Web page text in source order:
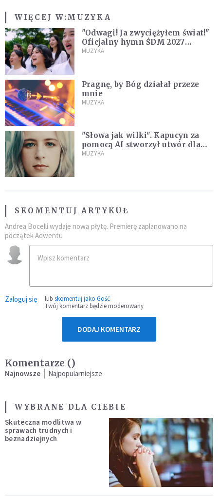
WIĘCEJ W:MUZYKA
"Odwagi! Ja zwyciężyłem świat!"
Oficjalny hymn ŚDM 2027
zaprezentowany
MUZYKA
Pragnę, by Bóg działał przeze
mnie
MUZYKA
"Słowa jak wilki". Kapucyn za
pomocą AI stworzył utwór dla
wszystkich, którzy doświadczają
MUZYKA
SKOMENTUJ ARTYKUŁ
Andrea Bocelli wydaje nową płytę. Premierę zaplanowano na
początek Adwentu
Zaloguj się lub skomentuj jako Gość
Twój komentarz będzie moderowany
DODAJ KOMENTARZ
Komentarze ()
Najnowsze Najpopularniejsze
WYBRANE DLA CIEBIE
Skuteczna modlitwa w
sprawach trudnych i
beznadziejnych